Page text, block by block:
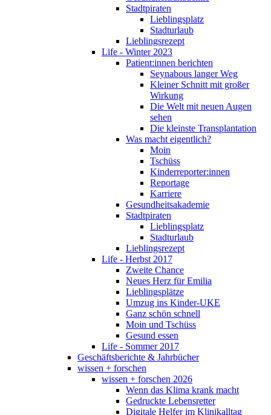
Stadtpiraten
Lieblingsplatz
Stadturlaub
Lieblingsrezept
Life - Winter 2023
Patient:innen berichten
Seynabous langer Weg
Kleiner Schnitt mit großer
Wirkung
Die Welt mit neuen Augen
sehen
Die kleinste Transplantation
Was macht eigentlich?
Moin
Tschüss
Kinderreporter:innen
Reportage
Karriere
Gesundheitsakademie
Stadtpiraten
Lieblingsplatz
Stadturlaub
Lieblingsrezept
Life - Herbst 2017
Zweite Chance
Neues Herz für Emilia
Lieblingsplätze
Umzug ins Kinder-UKE
Ganz schön schnell
Moin und Tschüss
Gesund essen
Life - Sommer 2017
Geschäftsberichte & Jahrbücher
wissen + forschen
wissen + forschen 2026
Wenn das Klima krank macht
Gedruckte Lebensretter
Digitale Helfer im Klinikalltag